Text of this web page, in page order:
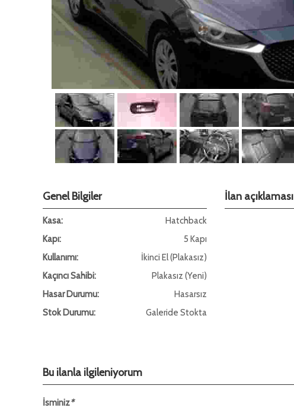
Genel Bilgiler
Kasa:
Hatchback
Kapı:
5 Kapı
Kullanımı:
İkinci El (Plakasız)
Kaçıncı Sahibi:
Plakasız (Yeni)
Hasar Durumu:
Hasarsız
Stok Durumu:
Galeride Stokta
İlan açıklaması
Bu ilanla ilgileniyorum
İsminiz*